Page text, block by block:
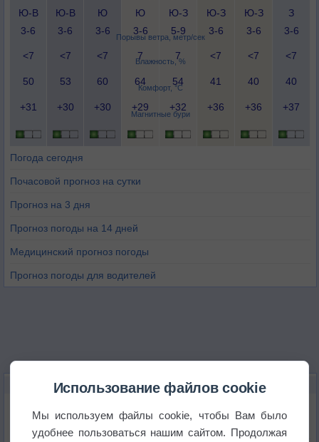
Порывы ветра, метр/сек
Влажность, %
Комфорт, °C
Магнитные бури
Ю-В
3-6
Ю-В
3-6
Ю
3-6
Ю
3-6
Ю-З
5-9
Ю-З
3-6
Ю-З
3-6
З
3-6
<7 <7 <7 7 7 <7 <7 <7
50 53 60 64 54 41 40 40
+31 +30 +30 +29 +32 +36 +36 +37
Погода сегодня
Почасовой прогноз на сутки
Прогноз на 3 дня
Прогноз погоды на 14 дней
Медицинский прогноз погоды
Прогноз погоды для водителей
НОВОЕ О ПОГОДЕ
Использование файлов cookie
Мы используем файлы cookie, чтобы Вам было
удобнее пользоваться нашим сайтом. Продолжая